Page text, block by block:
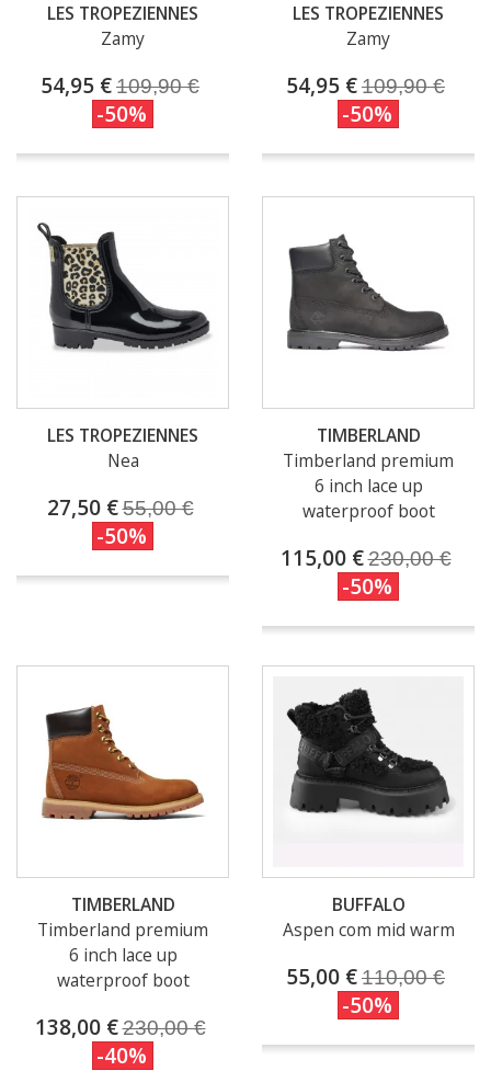
LES TROPEZIENNES
Zamy
54,95 €109,90 €
-50%
LES TROPEZIENNES
Zamy
54,95 €109,90 €
-50%
LES TROPEZIENNES
Nea
27,50 €55,00 €
-50%
TIMBERLAND
Timberland premium
6 inch lace up
waterproof boot
115,00 €230,00 €
-50%
TIMBERLAND
Timberland premium
6 inch lace up
waterproof boot
138,00 €230,00 €
-40%
BUFFALO
Aspen com mid warm
55,00 €110,00 €
-50%